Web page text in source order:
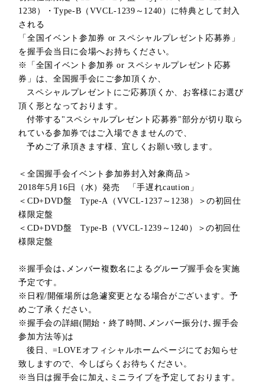
1238 ）・Type-B （ VVCL-1239 ～ 1240 ）に特典として封入
される
「全国イベント参加券 or スペシャルプレゼント応募券」
を握手会当日に会場へお持ちください。
※「全国イベント参加券 or スペシャルプレゼント応募
券」は、全国握手会にご参加頂くか、
スペシャルプレゼントにご応募頂くか、 お客様にお選び
頂く形となっております。
付帯する " スペシャルプレゼント応募券 "部分が切り取ら
れている参加券ではご入場できませんので、
予めご了承頂きます様、宜しくお願い致します。
＜全国握手会イベント参加券封入対象商品＞
2018年5月 16 日（水）発売
「手遅れcaution」
＜CD+DVD盤 Type-A（VVCL-1237 ～1238 ）＞の初回仕
様限定盤
＜CD+DVD盤 Type-B（VVCL-1239 ～1240 ）＞の初回仕
様限定盤
※握手会は､メンバー複数名によるグループ握手会を実施
予定です。
※日程/開催場所は急遽変更となる場合がございます。予
めご了承ください。
※握手会の詳細 (開始・終了時間､メンバー振分け､握手会
参加方法等)は
後日、=LOVE オフィシャルホームページにてお知らせ
致しますので、今しばらくお待ちください。
※当日は握手会に加え､ミニライブを予定しております。